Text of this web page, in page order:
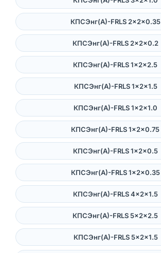
КПСЭнг(А)-FRLS 2×2×0.35
КПСЭнг(А)-FRLS 2×2×0.2
КПСЭнг(А)-FRLS 1×2×2.5
КПСЭнг(А)-FRLS 1×2×1.5
КПСЭнг(А)-FRLS 1×2×1.0
КПСЭнг(А)-FRLS 1×2×0.75
КПСЭнг(А)-FRLS 1×2×0.5
КПСЭнг(А)-FRLS 1×2×0.35
КПСЭнг(А)-FRLS 4×2×1.5
КПСЭнг(А)-FRLS 5×2×2.5
КПСЭнг(А)-FRLS 5×2×1.5